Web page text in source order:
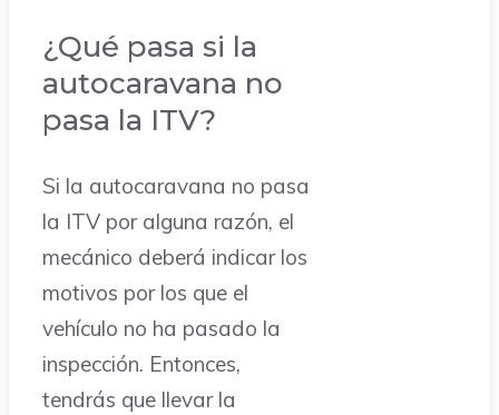
¿Qué pasa si la
autocaravana no
pasa la ITV?
Si la autocaravana no pasa
la ITV por alguna razón, el
mecánico deberá indicar los
motivos por los que el
vehículo no ha pasado la
inspección. Entonces,
tendrás que llevar la